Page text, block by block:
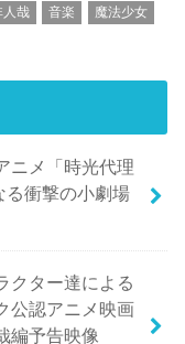
人哉 音楽 魔法少女
ニメ「時光代理
る衝撃の小劇場
クター達による
公認アニメ映画
編予告映像